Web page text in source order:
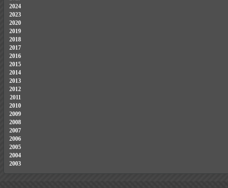
2024
2023
2020
2019
2018
2017
2016
2015
2014
2013
2012
2011
2010
2009
2008
2007
2006
2005
2004
2003